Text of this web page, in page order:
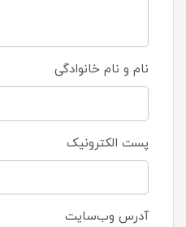
نام و نام خانوادگی
پست الکترونیک
آدرس وب‌سایت